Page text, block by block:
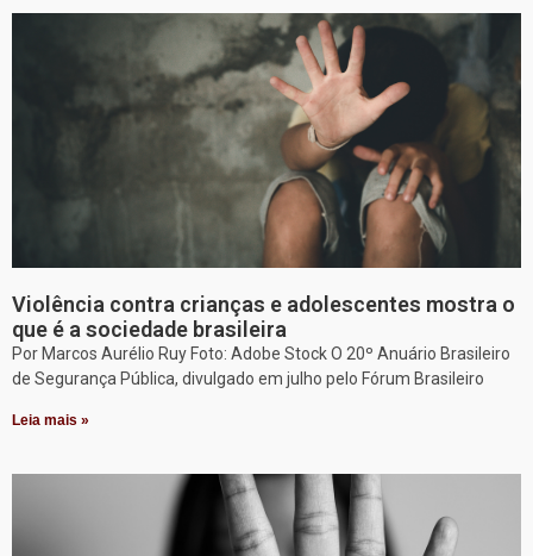
Violência contra crianças e adolescentes mostra o
que é a sociedade brasileira
Por Marcos Aurélio Ruy Foto: Adobe Stock O 20º Anuário Brasileiro
de Segurança Pública, divulgado em julho pelo Fórum Brasileiro
Leia mais »